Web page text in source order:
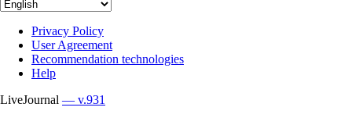
Privacy Policy
User Agreement
Recommendation technologies
Help
LiveJournal — v.931